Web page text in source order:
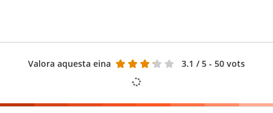
Valora aquesta eina 3.1 / 5 - 50 vots